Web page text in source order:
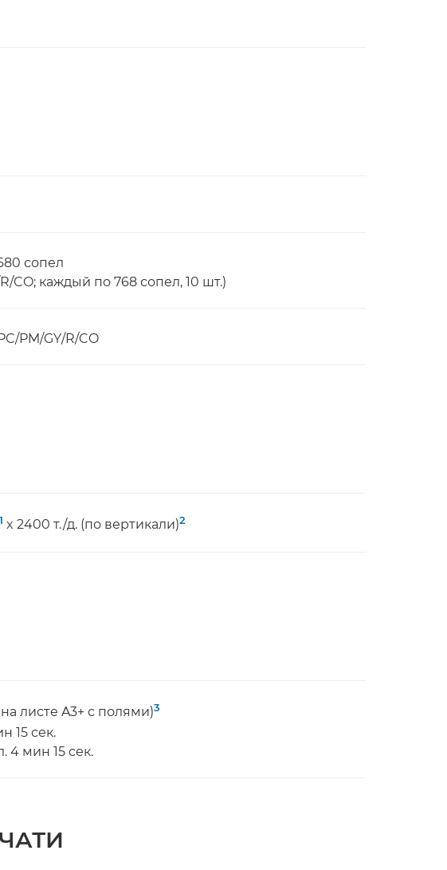
сопел
CO; каждый по 768 сопел, 10 шт.)
PM/GY/R/CO
1 x 2400 т./д. (по вертикали)2
листе A3+ с полями)3
15 сек.
4 мин 15 сек.